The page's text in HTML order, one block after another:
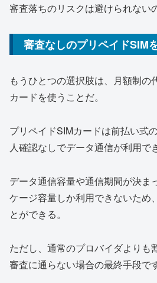
審査落ちのリスクは避けられない
審査なしのプリペイドSIM
もうひとつの選択肢は、月額制の
カードを使うことだ。
プリペイドSIMカードは前払い式
人確認なしでデータ通信が利用で
データ通信容量や通信期間が決ま
ケージ容量しか利用できないため
とができる。
ただし、通常のプロバイダよりも
審査に通らない場合の最終手段です